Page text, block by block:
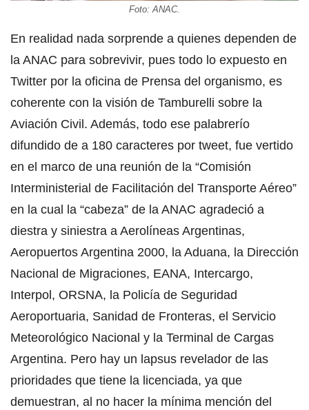
Foto: ANAC.
En realidad nada sorprende a quienes dependen de
la ANAC para sobrevivir, pues todo lo expuesto en
Twitter por la oficina de Prensa del organismo, es
coherente con la visión de Tamburelli sobre la
Aviación Civil. Además, todo ese palabrerío
difundido de a 180 caracteres por tweet, fue vertido
en el marco de una reunión de la “Comisión
Interministerial de Facilitación del Transporte Aéreo”
en la cual la “cabeza” de la ANAC agradeció a
diestra y siniestra a Aerolíneas Argentinas,
Aeropuertos Argentina 2000, la Aduana, la Dirección
Nacional de Migraciones, EANA, Intercargo,
Interpol, ORSNA, la Policía de Seguridad
Aeroportuaria, Sanidad de Fronteras, el Servicio
Meteorológico Nacional y la Terminal de Cargas
Argentina. Pero hay un lapsus revelador de las
prioridades que tiene la licenciada, ya que
demuestran, al no hacer la mínima mención del